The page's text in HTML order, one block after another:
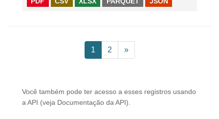
1 2 »
Você também pode ter acesso a esses registros usando
a API (veja Documentação da API ).